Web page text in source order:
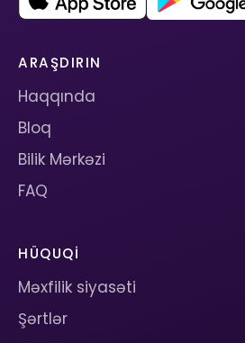
ARAŞDIRIN
Haqqında
Bloq
Bilik Mərkəzi
FAQ
HÜQUQI
Məxfilik siyasəti
Şərtlər